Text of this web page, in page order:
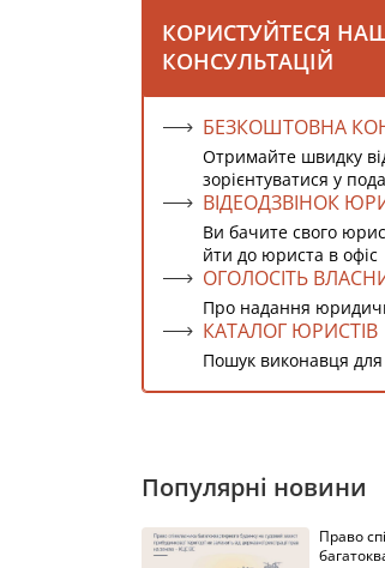
КОРИСТУЙТЕСЯ
КОНСУЛЬТАЦІЙ
БЕЗКОШТОВНА
Отримайте швидку
зорієнтуватися у
ВІДЕОДЗВІНОК
Ви бачите свого
йти до юриста в офіс
ОГОЛОСІТЬ
Про надання
КАТАЛОГ ЮРИСТІВ
Пошук виконавця
Популярні новини
Право